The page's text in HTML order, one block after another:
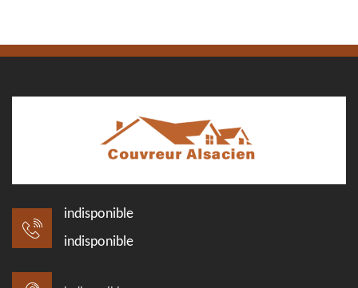
indisponible
indisponible